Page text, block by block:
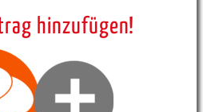
hinzufügen!